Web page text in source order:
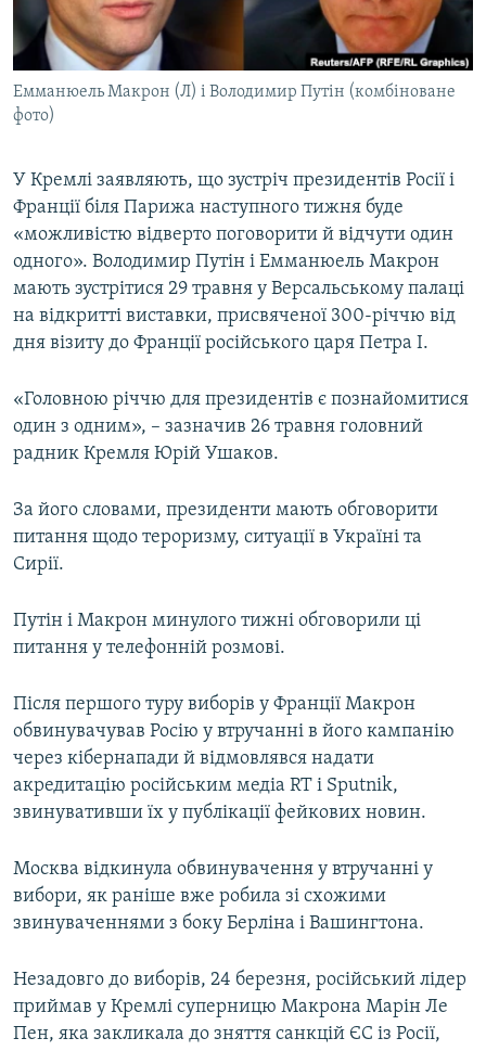
ВІДЕОУРОКИ «ELIFBE»
СВІДЧЕННЯ ОКУПАЦІЇ
УКРАЇНСЬКА ПРОБЛЕМА КРИМУ
Русский
Qırımtatar
Усі сайти RFE/RL
Емманюель Макрон (Л) і Володимир Путін (комбіноване
фото)
У Кремлі заявляють, що зустріч президентів Росії і
Франції біля Парижа наступного тижня буде
«можливістю відверто поговорити й відчути один
одного». Володимир Путін і Емманюель Макрон
мають зустрітися 29 травня у Версальському палаці
на відкритті виставки, присвяченої 300-річчю від
дня візиту до Франції російського царя Петра I.
«Головною річчю для президентів є познайомитися
один з одним», – зазначив 26 травня головний
радник Кремля Юрій Ушаков.
За його словами, президенти мають обговорити
питання щодо тероризму, ситуації в Україні та
Сирії.
Путін і Макрон минулого тижні обговорили ці
питання у телефонній розмові.
Після першого туру виборів у Франції Макрон
обвинувачував Росію у втручанні в його кампанію
через кібернапади й відмовлявся надати
акредитацію російським медіа RT і Sputnik,
звинувативши їх у публікації фейкових новин.
Москва відкинула обвинувачення у втручанні у
вибори, як раніше вже робила зі схожими
звинуваченнями з боку Берліна і Вашингтона.
Незадовго до виборів, 24 березня, російський лідер
приймав у Кремлі суперницю Макрона Марін Ле
Пен, яка закликала до зняття санкцій ЄС із Росії,